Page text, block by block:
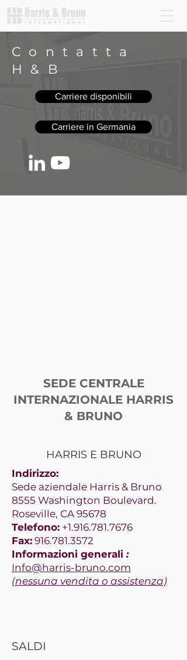
Contatta
H&B
Carriere disponibili
Carriere in Germania
SEDE CENTRALE
INTERNAZIONALE HARRIS
& BRUNO
HARRIS E BRUNO
Indirizzo:
Sede aziendale Harris & Bruno
8555 Washington Boulevard.
Roseville, CA 95678
Telefono: +1.916.781.7676
Fax: 916.781.3572
Informazioni generali :
Info@harris-bruno.com
(nessuna vendita o assistenza)
SALDI